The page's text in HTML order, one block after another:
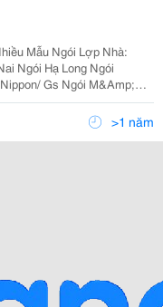
Mẫu Ngói Lợp Nhà:
Ha-Long.html
>1 năm